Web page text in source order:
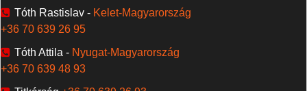
Tóth Rastislav - Kelet-Magyarország
+36 70 639 26 95
Tóth Attila - Nyugat-Magyarország
+36 70 639 48 93